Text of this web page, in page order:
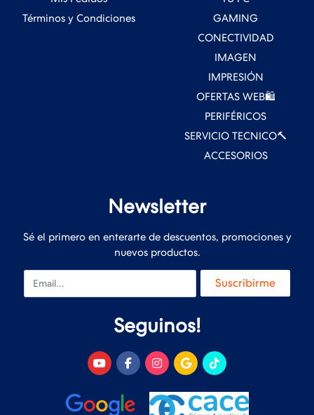
Términos y Condiciones
GAMING
CONECTIVIDAD
IMAGEN
IMPRESIÓN
OFERTAS WEB🛍️
PERIFÉRICOS
SERVICIO TECNICO🔨
ACCESORIOS
Newsletter
Sé el primero en enterarte de descuentos, promociones y
nuevos productos.
Email Suscribirme
Seguinos!